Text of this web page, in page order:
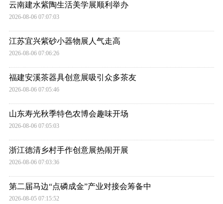
云南建水紫陶生活美学展顺利举办
2026-08-06 07:07:03
江苏宜兴紫砂小器物展人气走高
2026-08-06 07:06:26
福建安溪茶器具创意展吸引众多茶友
2026-08-06 07:05:46
山东寿光秋季特色农博会趣味开场
2026-08-06 07:05:03
浙江德清乡村手作创意展热闹开展
2026-08-06 07:03:36
第二届马边“点磷成金”产业对接会筹备中
2026-08-05 07:15:52